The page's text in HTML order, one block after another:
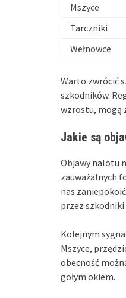
Mszyce
Tarczniki
Wełnowce
Warto zwrócić
szkodników.
wzrostu, mogą
Jakie są
Objawy nalotu
zauważalnych
nas
przez szkodniki.
Kolejnym
Mszyce,
obecność
gołym okiem.